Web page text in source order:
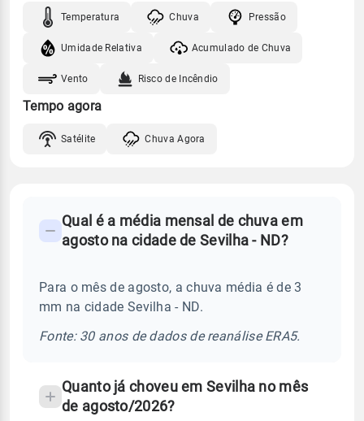
Temperatura Chuva Pressão
Umidade Relativa Acumulado de Chuva
Vento Risco de Incêndio
Tempo agora
Satélite Chuva Agora
Perguntas
sobre
chuva
Qual é a média mensal de chuva em
agosto na cidade de Sevilha - ND?
Para o mês de agosto, a chuva média é de 3
mm na cidade Sevilha - ND.
Fonte: 30 anos de dados de reanálise ERA5.
Quanto já choveu em Sevilha no mês
de agosto/2026?